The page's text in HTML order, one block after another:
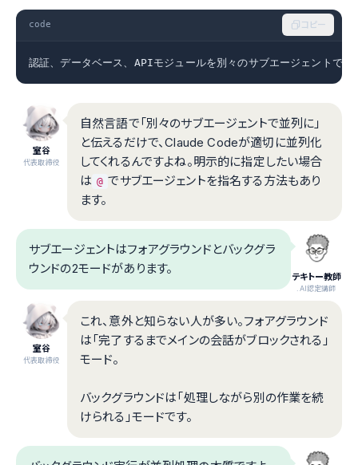
code コピー
認証、データベース、APIモジュールを別々のサブエージェントで並
室谷
代表取締役
自然言語で「別々のサブエージェントで並列に」
と伝えるだけで、Claude Codeが適切に並列化
してくれるんですよね。明示的に指定したい場合
は @ でサブエージェントを指名する方法もあり
ます。
テキトー教師
.AI認定講師
サブエージェントはフォアグラウンドとバックグラ
ウンドの2モードがあります。
室谷
代表取締役
これ、意外と知らない人が多い。フォアグラウンド
は「完了するまでメインの会話がブロックされる」
モード。
バックグラウンドは「処理しながら別の作業を続
けられる」モードです。